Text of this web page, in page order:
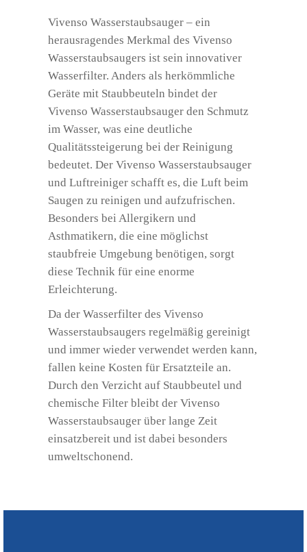
Vivenso Wasserstaubsauger – ein
herausragendes Merkmal des Vivenso
Wasserstaubsaugers ist sein innovativer
Wasserfilter. Anders als herkömmliche
Geräte mit Staubbeuteln bindet der
Vivenso Wasserstaubsauger den Schmutz
im Wasser, was eine deutliche
Qualitätssteigerung bei der Reinigung
bedeutet. Der Vivenso Wasserstaubsauger
und Luftreiniger schafft es, die Luft beim
Saugen zu reinigen und aufzufrischen.
Besonders bei Allergikern und
Asthmatikern, die eine möglichst
staubfreie Umgebung benötigen, sorgt
diese Technik für eine enorme
Erleichterung.
Da der Wasserfilter des Vivenso
Wasserstaubsaugers regelmäßig gereinigt
und immer wieder verwendet werden kann,
fallen keine Kosten für Ersatzteile an.
Durch den Verzicht auf Staubbeutel und
chemische Filter bleibt der Vivenso
Wasserstaubsauger über lange Zeit
einsatzbereit und ist dabei besonders
umweltschonend.